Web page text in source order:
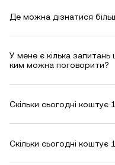
Де можна дізнатися
У мене є кілька
ким можна поговорити?
Скільки сьогодні коштує
Скільки сьогодні коштує